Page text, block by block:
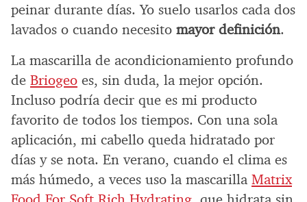
peinar durante días. Yo suelo usarlos cada dos
lavados o cuando necesito mayor definición.
La mascarilla de acondicionamiento profundo
de Briogeo es, sin duda, la mejor opción.
Incluso podría decir que es mi producto
favorito de todos los tiempos. Con una sola
aplicación, mi cabello queda hidratado por
días y se nota. En verano, cuando el clima es
más húmedo, a veces uso la mascarilla Matrix